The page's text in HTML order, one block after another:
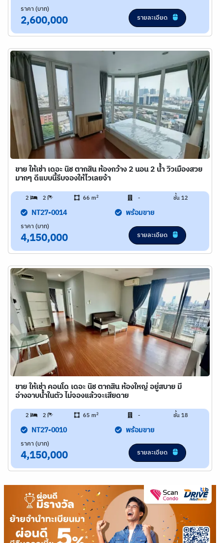
ราคา (บาท)
2,600,000 รายละเอียด
ขาย ให้เช่า เดอะ นิช ตากสิน ห้องกว้าง 2 นอน 2 น้ำ วิวเมืองสวย
มากๆ ดีแบบนี้รีบจองให้ไวเลยจ้า
2 2 66 m2 - ชั้น 12
NT27-0014 พร้อมขาย
ราคา (บาท)
4,150,000 รายละเอียด
ขาย ให้เช่า คอนโด เดอะ นิช ตากสิน ห้องใหญ่ อยู่สบาย มี
อ่างอาบน้ำในตัว ไม่จองแล้วจะเสียดาย
2 2 65 m2 - ชั้น 18
NT27-0010 พร้อมขาย
ราคา (บาท)
4,150,000 รายละเอียด